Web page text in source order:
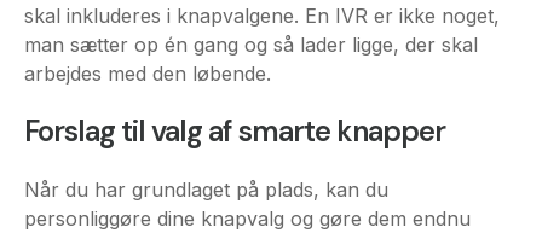
skal inkluderes i knapvalgene. En IVR er ikke noget,
man sætter op én gang og så lader ligge, der skal
arbejdes med den løbende.
Forslag til valg af smarte knapper
Når du har grundlaget på plads, kan du
personliggøre dine knapvalg og gøre dem endnu